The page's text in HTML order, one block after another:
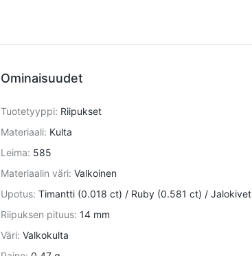
Ominaisuudet
Tuotetyyppi: Riipukset
Materiaali: Kulta
Leima: 585
Materiaalin väri: Valkoinen
Upotus: Timantti (0.018 ct) / Ruby (0.581 ct) / Jalokivet
Riipuksen pituus: 14 mm
Väri: Valkokulta